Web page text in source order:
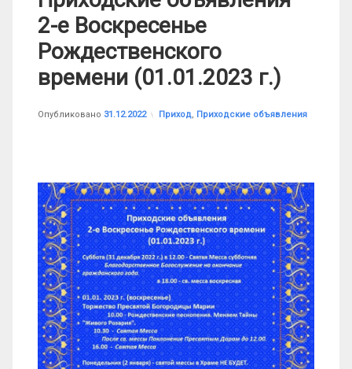
2-е Воскресенье
Рождественского
времени (01.01.2023 г.)
Опубликовано 31.12.2022
Обновлено на 16.03.2023
от astrkatolik
Рубрики:
Приход, Приходские объявления